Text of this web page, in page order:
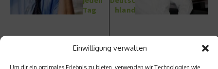
Einwilligung verwalten
Um dir ein optimales Erlebnis zu bieten, verwenden wir Technologien wie
Tag
hland